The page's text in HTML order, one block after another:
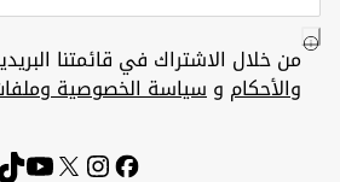
من خلال الاشتراك في قائمتنا
والأحكام وسياسة الخصوصية